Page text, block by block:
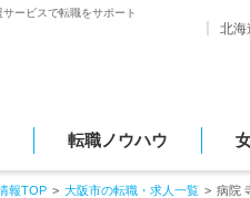
ービスで転職をサポート
北海
転職ノウハウ
報TOP 大阪市の転職・求人一覧 病院